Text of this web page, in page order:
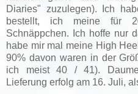
Diaries" zuzulegen). Ich
bestellt, ich meine für
Schnäppchen. Ich hoffe nur
habe mir mal meine High
90% davon waren in der
ich meist 40 / 41).
Lieferung erfolg am 16. Juli,